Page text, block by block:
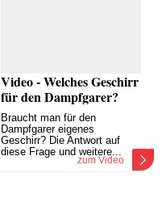
Video - Welches Geschirr
für den Dampfgarer?
Braucht man für den
Dampfgarer eigenes
Geschirr? Die Antwort auf
diese Frage und weitere...
zum Video